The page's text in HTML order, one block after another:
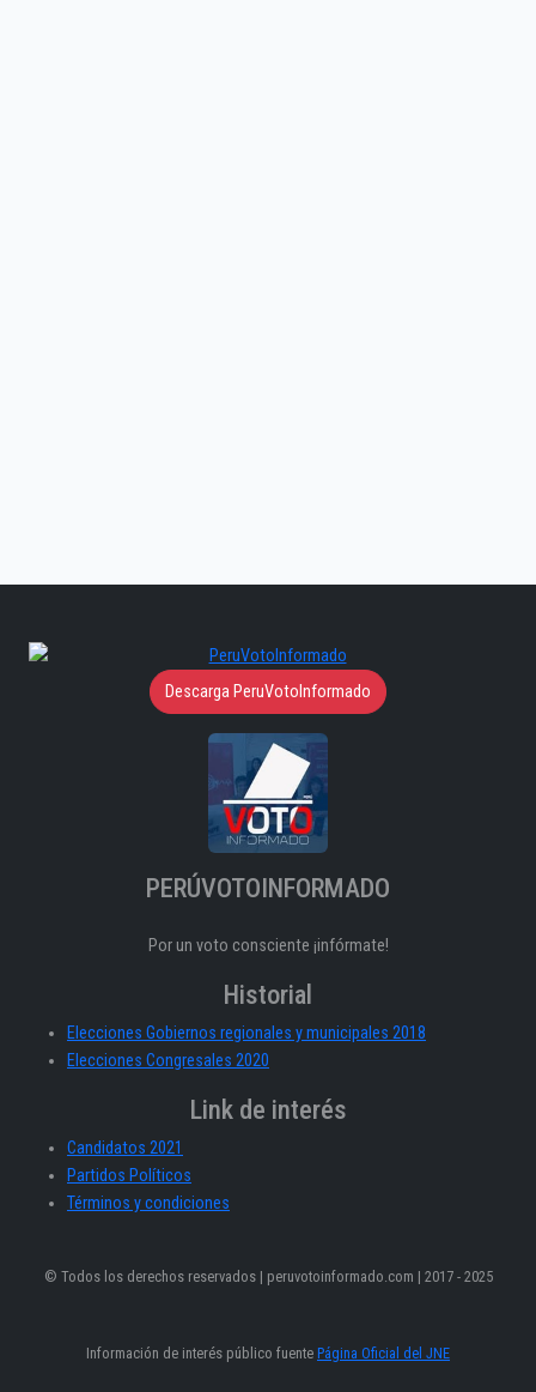
Descarga PeruVotoInformado
PERÚVOTOINFORMADO
Por un voto consciente ¡infórmate!
Historial
Elecciones Gobiernos regionales y municipales 2018
Elecciones Congresales 2020
Link de interés
Candidatos 2021
Partidos Políticos
Términos y condiciones
© Todos los derechos reservados | peruvotoinformado.com | 2017 - 2025
Información de interés público fuente Página Oficial del JNE